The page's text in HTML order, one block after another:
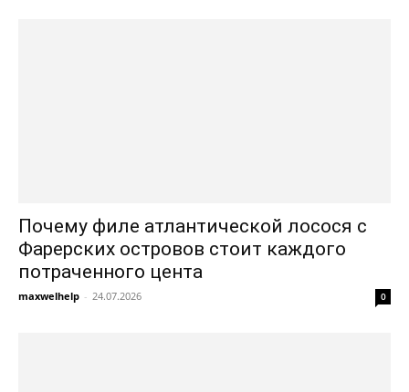
Почему филе атлантической лосося с
Фарерских островов стоит каждого
потраченного цента
maxwelhelp - 24.07.2026 0